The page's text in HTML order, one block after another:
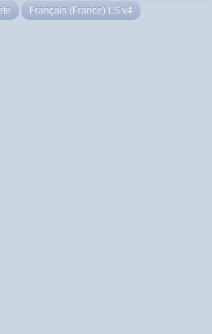
Français (France) LS v4